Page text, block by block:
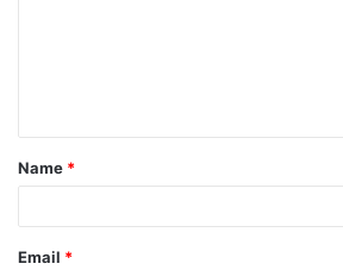
Name *
Email *